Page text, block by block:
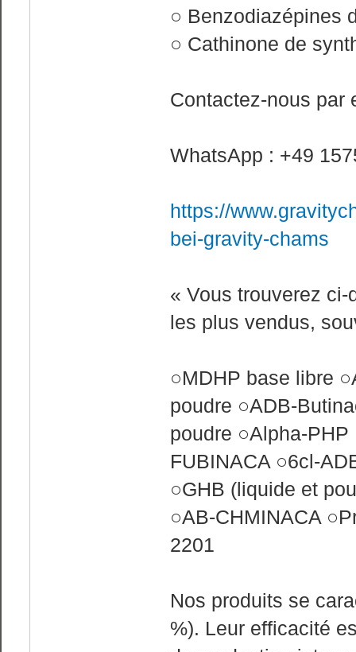
○ Benzodiazépines
○ Cathinone de
Contactez-nous par
WhatsApp : +49
https://
bei-gravity-chams
« Vous trouverez
les plus vendus,
○MDHP base libre
poudre ○ADB-
poudre ○Alpha-
FUBINACA ○6cl-
○GHB (liquide et
○AB-CHMINACA
2201
Nos produits se
%). Leur efficacité